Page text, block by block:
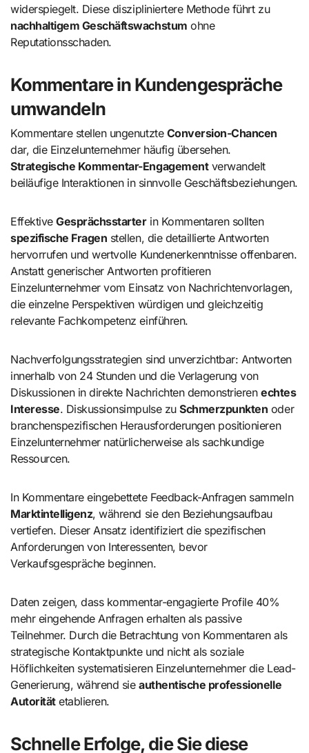
widerspiegelt. Diese diszipliniertere Methode führt zu
nachhaltigem Geschäftswachstum ohne
Reputationsschaden.
Kommentare in Kundengespräche
umwandeln
Kommentare stellen ungenutzte Conversion-Chancen
dar, die Einzelunternehmer häufig übersehen.
Strategische Kommentar-Engagementverwandelt
beiläufige Interaktionen in sinnvolle Geschäftsbeziehungen.
EffektiveGesprächsstarterin Kommentaren sollten
spezifische Fragen stellen, die detaillierte Antworten
hervorrufen und wertvolle Kundenerkenntnisse offenbaren.
Anstatt generischer Antworten profitieren
Einzelunternehmer vom Einsatz von Nachrichtenvorlagen,
die einzelne Perspektiven würdigen und gleichzeitig
relevante Fachkompetenz einführen.
Nachverfolgungsstrategien sind unverzichtbar: Antworten
innerhalb von 24 Stunden und die Verlagerung von
Diskussionen in direkte Nachrichten demonstrieren echtes
Interesse. Diskussionsimpulse zuSchmerzpunkten oder
branchenspezifischen Herausforderungen positionieren
Einzelunternehmer natürlicherweise als sachkundige
Ressourcen.
In Kommentare eingebettete Feedback-Anfragen sammeln
Marktintelligenz, während sie den Beziehungsaufbau
vertiefen. Dieser Ansatz identifiziert die spezifischen
Anforderungen von Interessenten, bevor
Verkaufsgespräche beginnen.
Daten zeigen, dass kommentar-engagierte Profile 40%
mehr eingehende Anfragen erhalten als passive
Teilnehmer. Durch die Betrachtung von Kommentaren als
strategische Kontaktpunkte und nicht als soziale
Höflichkeiten systematisieren Einzelunternehmer die Lead-
Generierung, während sieauthentische professionelle
Autoritätetablieren.
Schnelle Erfolge, die Sie diese